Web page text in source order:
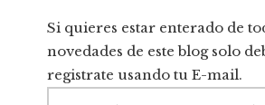
Si quieres estar enterado de
novedades de este blog solo
registrate usando tu E-mail.